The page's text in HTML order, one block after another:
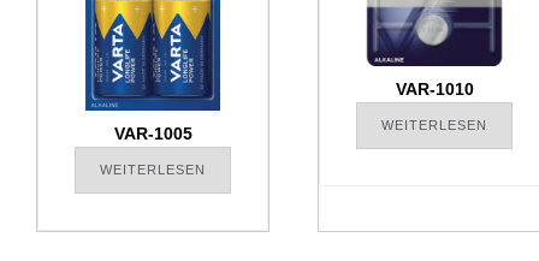
VAR-1005
WEITERLESEN
VAR-1010
WEITERLESEN